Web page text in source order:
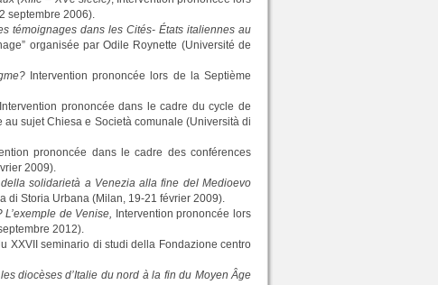
septembre 2006).
témoignages dans les Cités- États italiennes au
organisée par Odile Roynette (Université de
Intervention prononcée lors de la Septième
prononcée dans le cadre du cycle de
sujet Chiesa e Società comunale (Università di
prononcée dans le cadre des conférences
2009).
solidarietà a Venezia alla fine del Medioevo
di Storia Urbana (Milan, 19-21 février 2009).
de Venise, Intervention prononcée lors
2012).
XXVII seminario di studi della Fondazione centro
diocèses d’Italie du nord à la fin du Moyen Âge